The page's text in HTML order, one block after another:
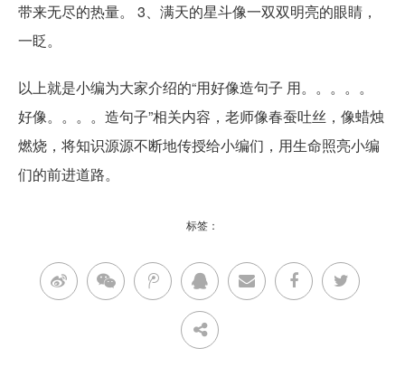
带来无尽的热量。 3、满天的星斗像一双双明亮的眼睛，
一眨。
以上就是小编为大家介绍的“用好像造句子 用。。。。。
好像。。。。造句子”相关内容，老师像春蚕吐丝，像蜡烛
燃烧，将知识源源不断地传授给小编们，用生命照亮小编
们的前进道路。
标签：